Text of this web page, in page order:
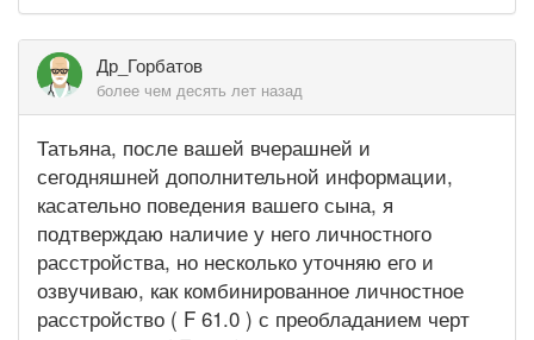
Др_Горбатов
более чем десять лет назад
Татьяна, после вашей вчерашней и
сегодняшней дополнительной информации,
касательно поведения вашего сына, я
подтверждаю наличие у него личностного
расстройства, но несколько уточняю его и
озвучиваю, как комбинированное личностное
расстройство ( F 61.0 ) с преобладанием черт